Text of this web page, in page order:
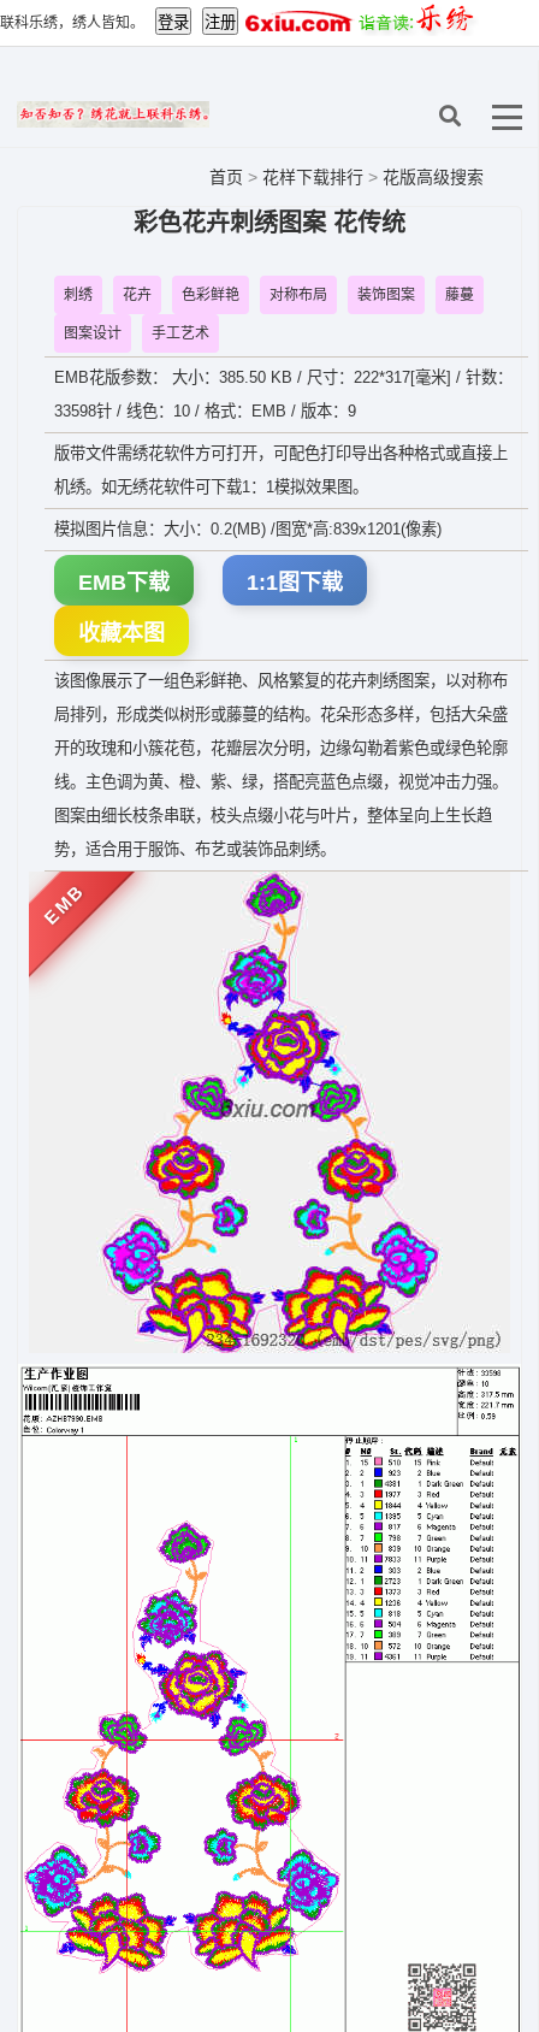
联科乐绣，绣人皆知。
首页 > 花样下载排行 > 花版高级搜索
彩色花卉刺绣图案 花传统
刺绣 花卉 色彩鲜艳 对称布局 装饰图案 藤蔓
图案设计 手工艺术
EMB花版参数： 大小：385.50 KB / 尺寸：222*317[毫米] / 针数：
33598针 / 线色：10 / 格式：EMB / 版本：9
版带文件需绣花软件方可打开，可配色打印导出各种格式或直接上
机绣。如无绣花软件可下载1：1模拟效果图。
模拟图片信息：大小：0.2(MB) /图宽*高:839x1201(像素)
EMB下载 1:1图下载
收藏本图
该图像展示了一组色彩鲜艳、风格繁复的花卉刺绣图案，以对称布
局排列，形成类似树形或藤蔓的结构。花朵形态多样，包括大朵盛
开的玫瑰和小簇花苞，花瓣层次分明，边缘勾勒着紫色或绿色轮廓
线。主色调为黄、橙、紫、绿，搭配亮蓝色点缀，视觉冲击力强。
图案由细长枝条串联，枝头点缀小花与叶片，整体呈向上生长趋
势，适合用于服饰、布艺或装饰品刺绣。
EMB